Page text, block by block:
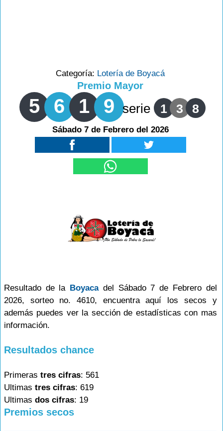
Categoría: Lotería de Boyacá
Premio Mayor
5 6 1 9 serie 1 3 8
Sábado 7 de Febrero del 2026
Resultado de la Boyacadel Sábado 7 de Febrero del
2026, sorteo no. 4610, encuentra aquí los secos y
además puedes ver la sección de estadísticas con mas
información.
Resultados chance
Primeras tres cifras: 561
Ultimas tres cifras: 619
Ultimas dos cifras: 19
Premios secos